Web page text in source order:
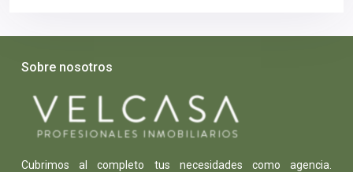
Sobre nosotros
Cubrimos al completo tus necesidades como agencia.